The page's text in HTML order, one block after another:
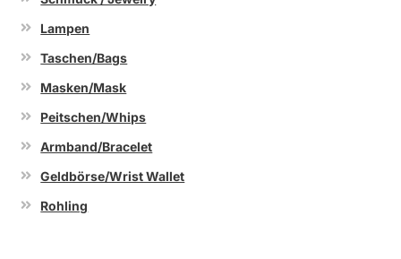
Lampen
Taschen/Bags
Masken/Mask
Peitschen/Whips
Armband/Bracelet
Geldbörse/Wrist Wallet
Rohling